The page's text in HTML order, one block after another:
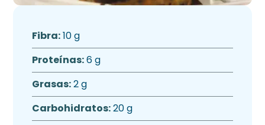
Fibra:10 g
Proteínas:6 g
Grasas:2 g
Carbohidratos:20 g